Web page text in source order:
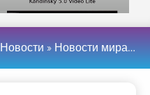
Новости » Новости мира Интернет